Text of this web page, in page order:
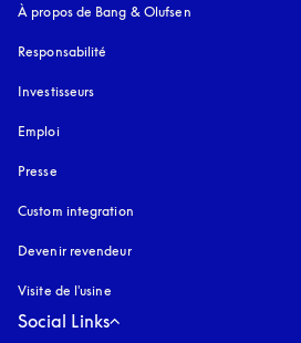
À propos de Bang & Olufsen
Responsabilité
Investisseurs
Emploi
Presse
Custom integration
Devenir revendeur
Visite de l'usine
Social Links